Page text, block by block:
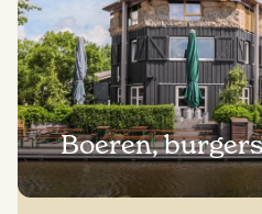
Boeren,